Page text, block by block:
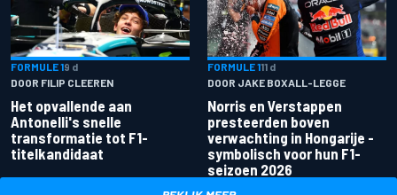
FORMULE 19 d
DOOR FILIP CLEEREN
Het opvallende aan
Antonelli's snelle
transformatie tot F1-
titelkandidaat
FORMULE 111 d
DOOR JAKE BOXALL-LEGGE
Norris en Verstappen
presteerden boven
verwachting in Hongarije -
symbolisch voor hun F1-
seizoen 2026